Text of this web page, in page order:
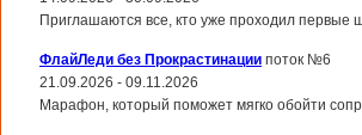
Приглашаются все, кто уже проходил первые
ФлайЛеди без Прокрастинации поток №6
21.09.2026 - 09.11.2026
Марафон, который поможет мягко обойти